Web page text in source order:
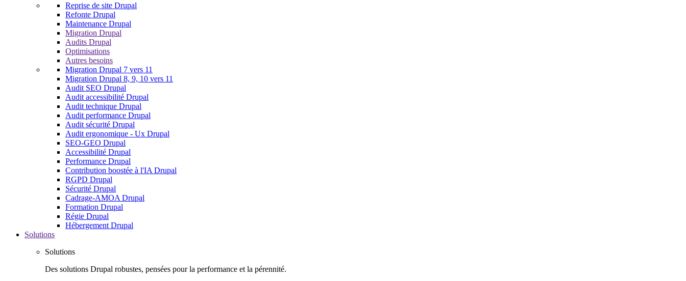
Reprise de site Drupal
Refonte Drupal
Maintenance Drupal
Migration Drupal
Audits Drupal
Optimisations
Autres besoins
Migration Drupal 7 vers 11
Migration Drupal 8, 9, 10 vers 11
Audit SEO Drupal
Audit accessibilité Drupal
Audit technique Drupal
Audit performance Drupal
Audit sécurité Drupal
Audit ergonomique - Ux Drupal
SEO-GEO Drupal
Accessibilité Drupal
Performance Drupal
Contribution boostée à l'IA Drupal
RGPD Drupal
Sécurité Drupal
Cadrage-AMOA Drupal
Formation Drupal
Régie Drupal
Hébergement Drupal
Solutions
Solutions
Des solutions Drupal robustes, pensées pour la performance et la pérennité.